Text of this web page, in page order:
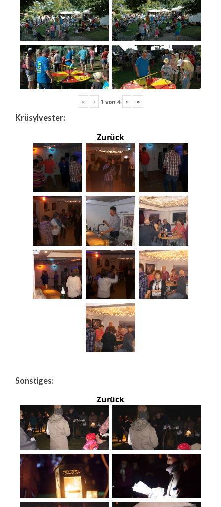
« ‹ 1 von 4 › »
Krüsylvester:
Zurück
Sonstiges:
Zurück